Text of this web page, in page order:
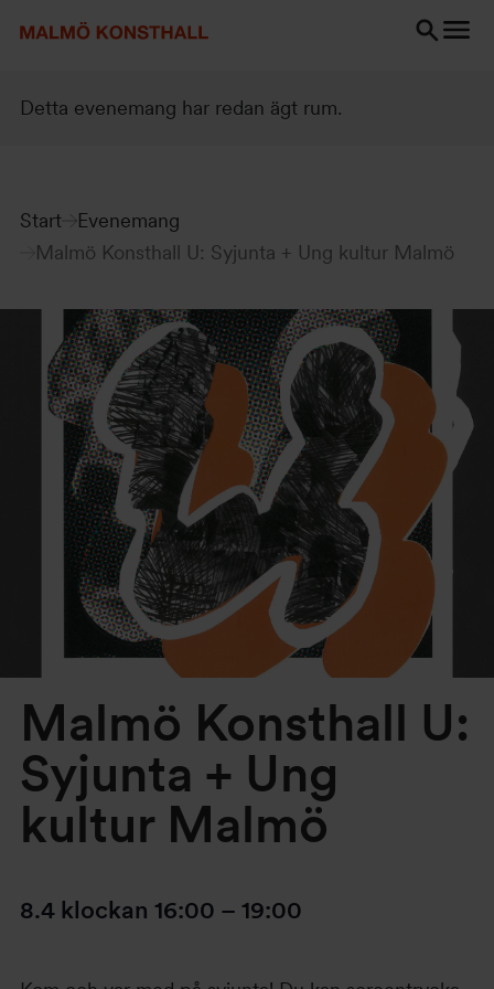
Detta evenemang har redan ägt rum.
Start
Evenemang
Malmö Konsthall U: Syjunta + Ung kultur Malmö
Malmö Konsthall U:
Syjunta + Ung
kultur Malmö
8.4 klockan 16:00 – 19:00